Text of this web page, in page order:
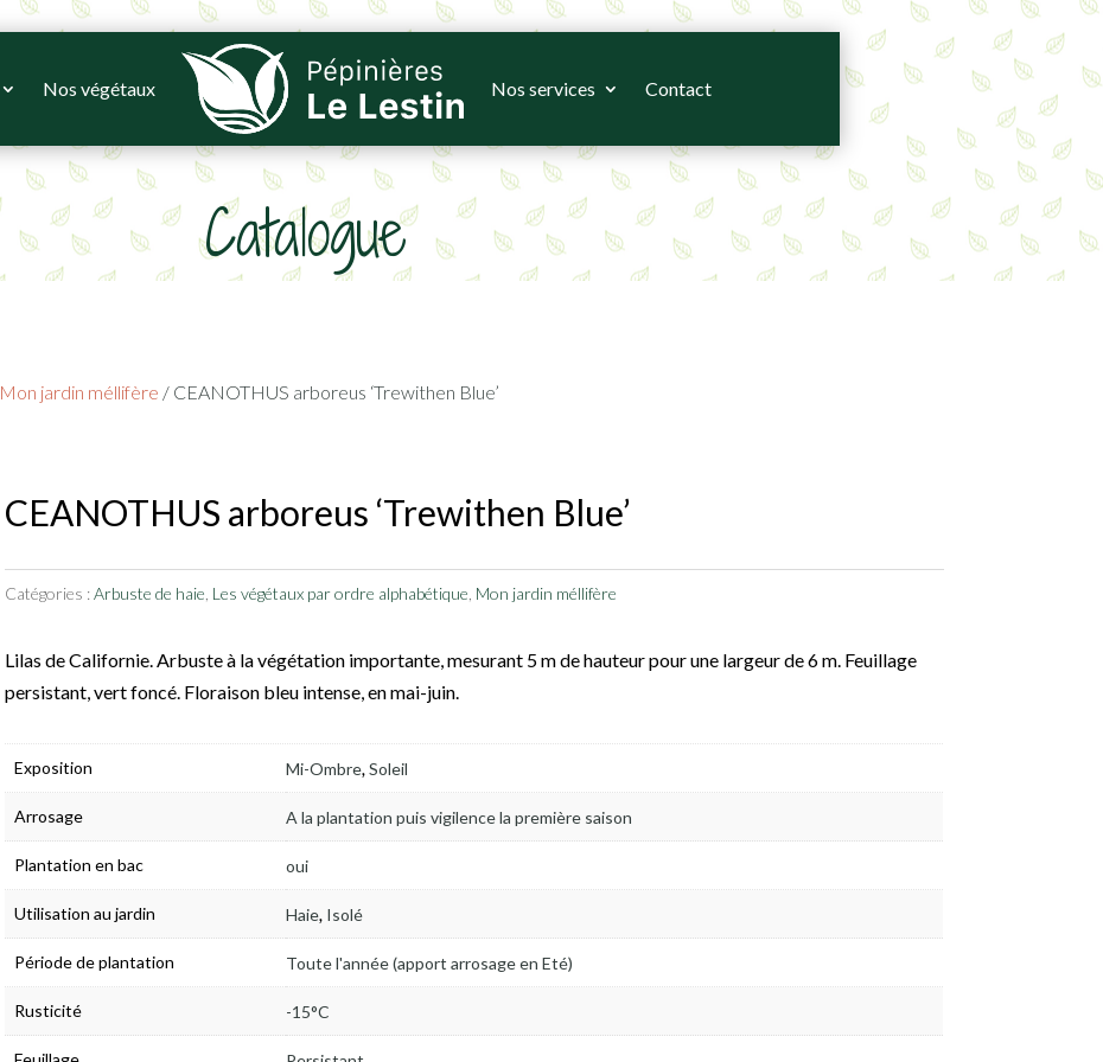
Nos végétaux Nos services Contact
Catalogue
Mon jardin méllifère / CEANOTHUS arboreus ‘Trewithen Blue’
CEANOTHUS arboreus ‘Trewithen Blue’
Catégories :Arbuste de haie Les végétaux par ordre alphabétique Mon jardin méllifère
Lilas de Californie. Arbuste à la végétation importante, mesurant 5 m de hauteur pour une largeur de 6 m. Feuillage
persistant, vert foncé. Floraison bleu intense, en mai-juin.
Exposition Mi-Ombre,Soleil
Arrosage A la plantation puis vigilence la première saison
Plantation en bac oui
Utilisation au jardin Haie, Isolé
Période de plantation Toute l'année (apport arrosage en Eté)
Rusticité -15°C